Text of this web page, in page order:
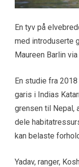
En tyv på
med introduserte
Maureen Barlin
En studie fra
garis i Indias
grensen til Nepal,
dele
kan belaste
Yadav, ranger,